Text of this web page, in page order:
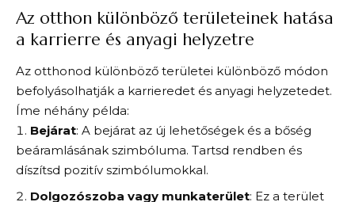
Az otthon különböző területeinek hatása
a karrierre és anyagi helyzetre
Az otthonod különböző területei különböző módon
befolyásolhatják a karrieredet és anyagi helyzetedet.
Íme néhány példa:
Bejárat: A bejárat az új lehetőségek és a bőség
beáramlásának szimbóluma. Tartsd rendben és
díszítsd pozitív szimbólumokkal.
Dolgozószoba vagy munkaterület: Ez a terület